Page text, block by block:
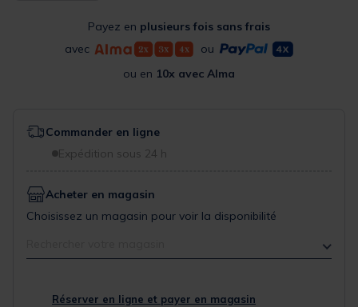
Payez en plusieurs fois sans frais
avec
ou
ou en 10x avec Alma
Commander en ligne
Expédition sous 24 h
Acheter en magasin
Choisissez un magasin pour voir la disponibilité
Réserver en ligne et payer en magasin